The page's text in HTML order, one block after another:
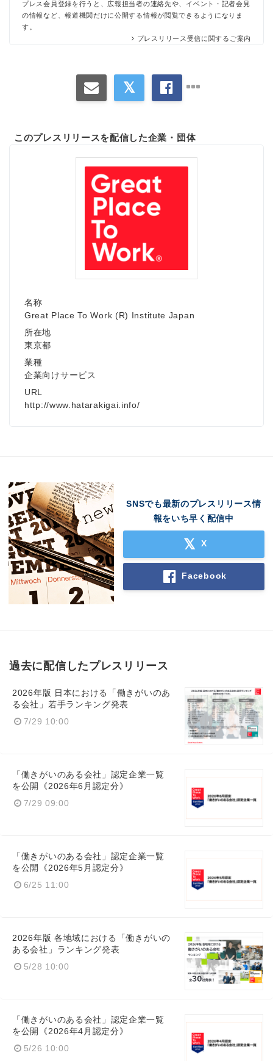
プレス会員登録を行うと、広報担当者の連絡先や、イベント・記者会見
の情報など、報道機関だけに公開する情報が閲覧できるようになりま
す。
プレスリリース受信に関するご案内
このプレスリリースを配信した企業・団体
名称
Great Place To Work (R) Institute Japan
所在地
東京都
業種
企業向けサービス
URL
http://www.hatarakigai.info/
SNSでも最新のプレスリリース情
報をいち早く配信中
X
Facebook
過去に配信したプレスリリース
2026年版 日本における「働きがいのあ
る会社」若手ランキング発表
7/29 10:00
「働きがいのある会社」認定企業一覧
を公開《2026年6月認定分》
7/29 09:00
「働きがいのある会社」認定企業一覧
を公開《2026年5月認定分》
6/25 11:00
2026年版 各地域における「働きがいの
ある会社」ランキング発表
5/28 10:00
「働きがいのある会社」認定企業一覧
を公開《2026年4月認定分》
5/26 10:00